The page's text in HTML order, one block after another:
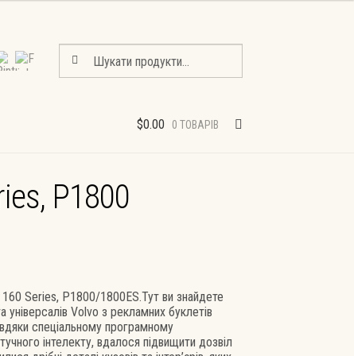
Шукати:
$0.00 0 ТОВАРІВ
P1800
Series, P1800/1800ES.Тут ви знайдете
універсалів Volvo з рекламних буклетів
спеціальному програмному
інтелекту, вдалося підвищити дозвіл